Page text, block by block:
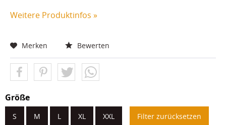
Weitere Produktinfos »
Merken Bewerten
Größe
S M L XL XXL Filter zurücksetzen